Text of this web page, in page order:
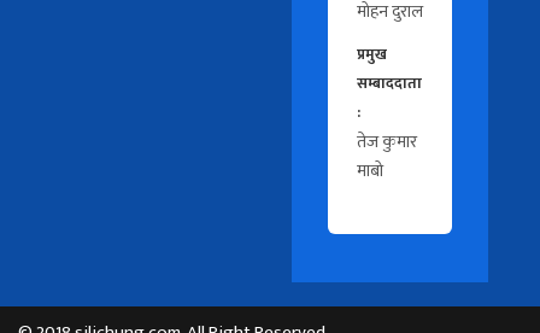
मोहन दुराल
प्रमुख
सम्बाददाता
:
तेज कुमार
माबो